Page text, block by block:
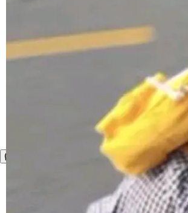
整性保护。效果是：吞吐量提升 41%，每 token
成本降低 30%，精度不变。 FP8 省的不仅是显
存 KV cache 是推理时最吃显...
让语音识别不再只是听清，而是真正听懂。通过
先理解你的语境和意图，再把准确的文字直接给
到你。从“逐字转写、单点优化”演进为“理解语
境、兼容场景、一键直出”。 Hy ASR 3.0
w 不要求标准普通话，方言识别覆盖粤语、吴
等 10 大方言片区和 20 余个二级小片区。在开
源评测集中，Hy ASR 3.0 preview 在多语种的